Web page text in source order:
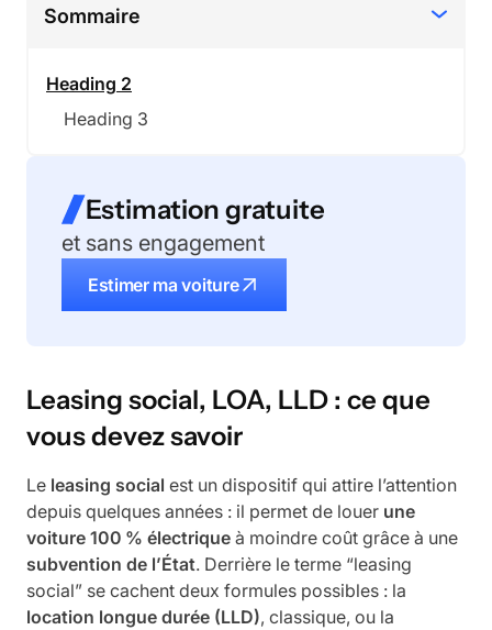
Sommaire
Heading 2
Heading 3
Estimation gratuite
et sans engagement
Estimer ma voiture
Leasing social, LOA, LLD : ce que
vous devez savoir
Le leasing social est un dispositif qui attire l’attention
depuis quelques années : il permet de louer une
voiture 100 % électrique à moindre coût grâce à une
subvention de l’État. Derrière le terme “leasing
social” se cachent deux formules possibles : la
location longue durée (LLD), classique, ou la